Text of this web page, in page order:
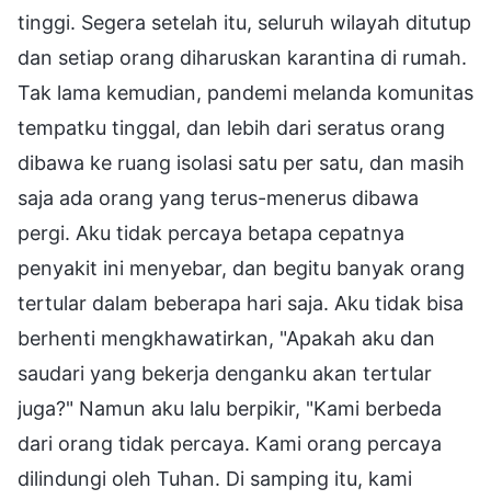
tinggi. Segera setelah itu, seluruh wilayah ditutup
dan setiap orang diharuskan karantina di rumah.
Tak lama kemudian, pandemi melanda komunitas
tempatku tinggal, dan lebih dari seratus orang
dibawa ke ruang isolasi satu per satu, dan masih
saja ada orang yang terus-menerus dibawa
pergi. Aku tidak percaya betapa cepatnya
penyakit ini menyebar, dan begitu banyak orang
tertular dalam beberapa hari saja. Aku tidak bisa
berhenti mengkhawatirkan, "Apakah aku dan
saudari yang bekerja denganku akan tertular
juga?" Namun aku lalu berpikir, "Kami berbeda
dari orang tidak percaya. Kami orang percaya
dilindungi oleh Tuhan. Di samping itu, kami